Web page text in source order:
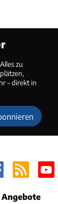
zu
– direkt in
Angebote